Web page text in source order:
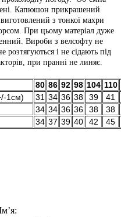
Капюшон прикрашений
з тонкої махри
При цьому матеріал дуже
Вироби з велсофту не
розтягуються і не сідають під
при пранні не линяє.
80 86 92 98 104 110
1см)
31 34 36 38 39
41
34 34 36 36 38
38
34 37 39 40 42 45